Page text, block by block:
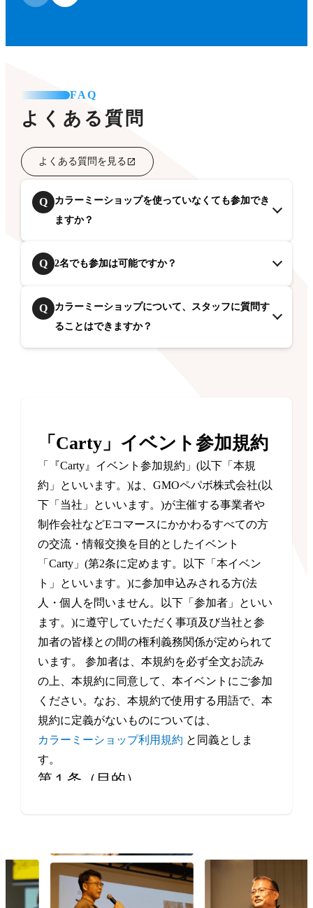
FAQ
よくある質問
よくある質問を見る
Q
カラーミーショップを使っていなくても参加でき
ますか？
Q 2名でも参加は可能ですか？
Q
カラーミーショップについて、スタッフに質問す
ることはできますか？
「Carty」イベント参加規約
「『Carty』イベント参加規約」(以下「本規
約」といいます。)は、GMOペパボ株式会社(以
下「当社」といいます。)が主催する事業者や
制作会社などEコマースにかかわるすべての方
の交流・情報交換を目的としたイベント
「Carty」(第2条に定めます。以下「本イベン
ト」といいます。)に参加申込みされる方(法
人・個人を問いません。以下「参加者」といい
ます。)に遵守していただく事項及び当社と参
加者の皆様との間の権利義務関係が定められて
います。 参加者は、本規約を必ず全文お読み
の上、本規約に同意して、本イベントにご参加
ください。なお、本規約で使用する用語で、本
規約に定義がないものについては、
カラーミーショップ利用規約 と同義としま
す。
第１条（目的）
Eコマースにかかわるすべての方の交流・情報
第２条（本イベントの開催日程）
本イベントの開催場所（オンラインによる開催
を含みます。）、開催日時等は、本サービスの